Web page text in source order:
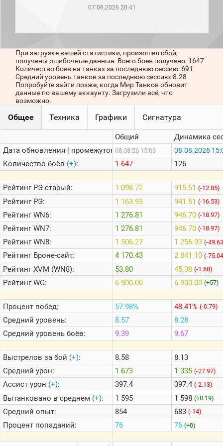
месяц)
игроков
последние
сессии)
1000
стримеров
Информация
Онлайн
Цветовая
шкала
Теlegram
ВК
Портал
Мира
07.08.2026 20:41
При загрузке вашей статистики, произошел сбой,
получены ошибочные данные. Всего боев получено: 1647
Количество боев на танках за последнюю сессию: 691
Средний уровень танков за последнюю сессию: 8.28
Попробуйте зайти позже, когда Мир Танков обновит
данные по вашему аккаунту. Загрузили всё, что
возможно.
Общее Техника Графики Сигнатура
Дата обновления | промежуток:
Количество боёв (+):
РейтингРЭ старый:
РейтингРЭ:
РейтингWN6:
РейтингWN7:
РейтингWN8:
РейтингБроне-сайт:
РейтингXVM (WN8):
РейтингWG:
Процент побед:
Средний уровень:
Средний уровень боёв:
Выстрелов за бой (+):
Средний урон:
Ассист урон (+):
Вытанковано в среднем (+):
Средний опыт:
Процент попаданий:
Общий
08.08.26 15:03
1 647
1 098.72
1 163.93
1 276.81
1 276.81
1 506.27
4 170.43
53.80
6 900.00
57.98%
8.57
9.39
8.58
1 673
397.4
1 595
854
76
Динамика
08.08.2026
126
915.51 (-12.85)
941.51 (-16.53)
946.70 (-18.97)
946.70 (-18.97)
1 256.93 (-
2 841.10 (-
45.38 (-1.68)
6 900.00 (+57)
48.41% (-0.79)
8.28
9.67
8.13
1 335 (-27.97)
397.4 (-2.13)
1 598 (+0.19)
683 (-14)
76 (+0)